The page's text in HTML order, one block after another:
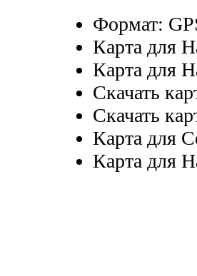
Формат:
Карта для
Карта для
Скачать
Скачать
Карта для
Карта для